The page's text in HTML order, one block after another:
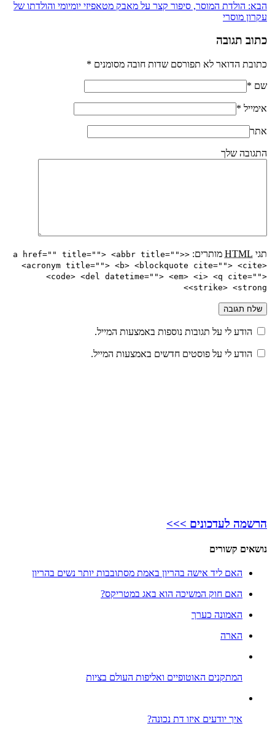
הבא: הולדת המוסר, סיפור קצר על מאבק מטאפיזי יומיומי והולדתו של
עקרון מוסרי
כתוב תגובה
כתובת הדואר לא תפורסם שדות חובה מסומנים *
שם *
אימייל *
אתר
התגובה שלך
תגי HTML מותרים:
<a href="" title=""> <abbr title="">
<acronym title=""> <b> <blockquote cite=""> <cite>
<code> <del datetime=""> <em> <i> <q cite="">
<strike> <strong>
הודע לי על תגובות נוספות באמצעות המייל.
הודע לי על פוסטים חדשים באמצעות המייל.
הרשמה לעדכונים >>>
נושאים קשורים
האם ליד אישה בהריון באמת מסתובבות יותר נשים בהריון
האם חוק המשיכה הוא באג במטריקס?
האמונה כערך
הארה
המתקנים האוטופיים ואליפות העולם בציות
איך יודעים איזו דת נכונה?